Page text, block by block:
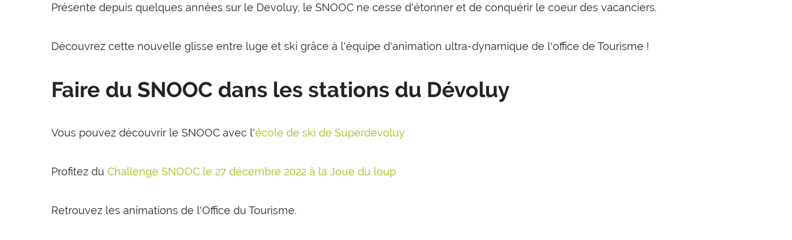
Présente depuis quelques années sur le Devoluy, le SNOOC ne cesse d'étonner et de conquérir le coeur des vacanciers.
Découvrez cette nouvelle glisse entre luge et ski grâce à l'équipe d'animation ultra-dynamique de l'office de Tourisme !
Faire du SNOOC dans les stations du Dévoluy
Vous pouvez découvrir le SNOOC avec l'école de ski de Superdevoluy
Profitez du Challenge SNOOC le 27 décembre 2022 à la Joue du loup
Retrouvez les animations de l'Office du Tourisme.